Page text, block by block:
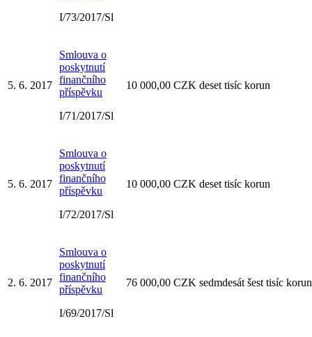
I/73/2017/Sl
5. 6. 2017
Smlouva o
poskytnutí
finančního
příspěvku
I/71/2017/Sl
10 000,00 CZK deset tisíc korun
5. 6. 2017
Smlouva o
poskytnutí
finančního
příspěvku
I/72/2017/Sl
10 000,00 CZK deset tisíc korun
2. 6. 2017
Smlouva o
poskytnutí
finančního
příspěvku
I/69/2017/Sl
76 000,00 CZK sedmdesát šest tisíc korun